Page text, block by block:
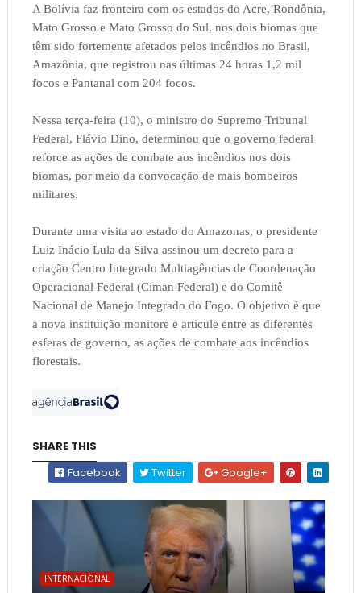
A Bolívia faz fronteira com os estados do Acre, Rondônia,
Mato Grosso e Mato Grosso do Sul, nos dois biomas que
têm sido fortemente afetados pelos incêndios no Brasil,
Amazônia, que registrou nas últimas 24 horas 1,2 mil
focos e Pantanal com 204 focos.
Nessa terça-feira (10), o ministro do Supremo Tribunal
Federal, Flávio Dino, determinou que o governo federal
reforce as ações de combate aos incêndios nos dois
biomas, por meio da convocação de mais bombeiros
militares.
Durante uma visita ao estado do Amazonas, o presidente
Luiz Inácio Lula da Silva assinou um decreto para a
criação Centro Integrado Multiagências de Coordenação
Operacional Federal (Ciman Federal) e do Comitê
Nacional de Manejo Integrado do Fogo. O objetivo é que
a nova instituição monitore e articule entre as diferentes
esferas de governo, as ações de combate aos incêndios
florestais.
SHARE THIS
Facebook
Twitter Google+
INTERNACIONAL